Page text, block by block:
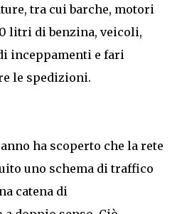
tra cui barche, motori
litri di benzina, veicoli,
inceppamenti e fari
le spedizioni.
ha scoperto che la rete
uno schema di traffico
catena di